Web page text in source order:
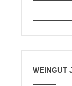
WEINGUT